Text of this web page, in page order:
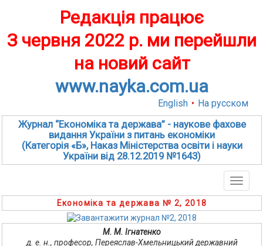
Редакція працює
З червня 2022 р. ми перейшли
на новий сайт
www.nayka.com.ua
English • На русском
Журнал “Економіка та держава” - наукове фахове
видання України з питань економіки
(Категорія «Б», Наказ Міністерства освіти і науки
України від 28.12.2019 №1643)
Toggle
Економіка та держава № 2, 2018
М. М. Ігнатенко
д. е. н., професор, Переяслав-Хмельницький державний